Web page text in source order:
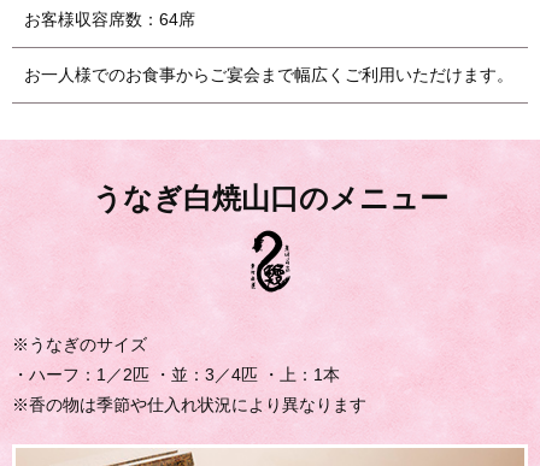
お客様収容席数：64席
お一人様でのお食事からご宴会まで幅広くご利用いただけます。
うなぎ白焼山口のメニュー
※うなぎのサイズ
・ハーフ：1／2匹 ・並：3／4匹 ・上：1本
※香の物は季節や仕入れ状況により異なります